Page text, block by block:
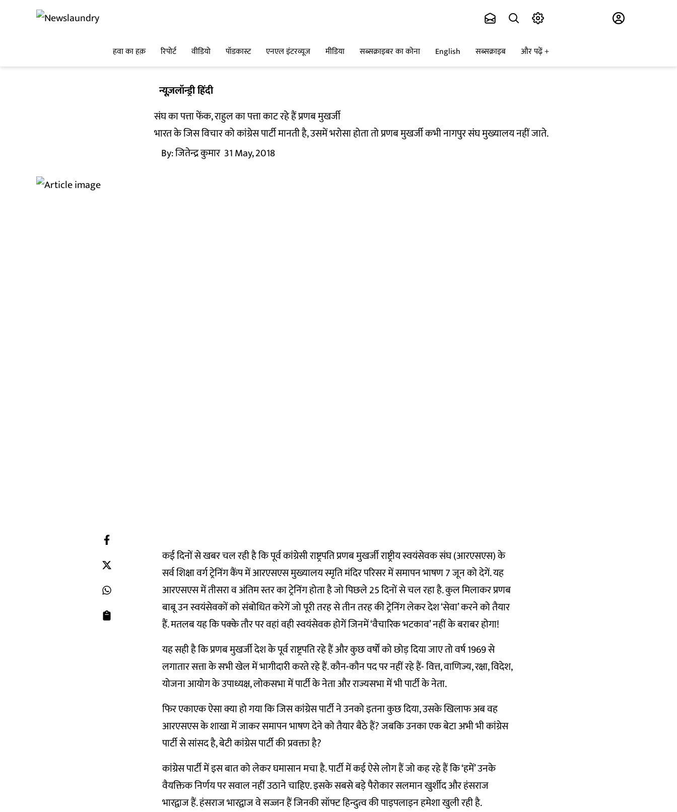
हवा का हक़ रिपोर्ट वीडियो पॉडकास्ट एनएल इंटरव्यूज मीडिया सब्सक्राइबर का कोना English सब्सक्राइब और पढ़ें
न्यूज़लॉन्ड्री हिंदी
संघ का पत्ता फेंक, राहुल का पत्ता काट रहे हैं प्रणब मुखर्जी
भारत के जिस विचार को कांग्रेस पार्टी मानती है, उसमें भरोसा होता तो प्रणब मुखर्जी कभी नागपुर संघ मुख्यालय नहीं जाते.
By:जितेन्द्र कुमार 31 May, 2018
कई दिनों से खबर चल रही है कि पूर्व कांग्रेसी राष्ट्रपति प्रणब मुखर्जी राष्ट्रीय स्वयंसेवक संघ (आरएसएस) के
सर्व शिक्षा वर्ग ट्रेनिंग कैंप में आरएसएस मुख्यालय स्मृति मंदिर परिसर में समापन भाषण 7 जून को देगें. यह
आरएसएस में तीसरा व अंतिम स्तर का ट्रेनिंग होता है जो पिछले 25 दिनों से चल रहा है. कुल मिलाकर प्रणब
बाबू उन स्वयंसेवकों को संबोधित करेगें जो पूरी तरह से तीन तरह की ट्रेनिंग लेकर देश ‘सेवा’ करने को तैयार
हैं. मतलब यह कि पक्के तौर पर वहां वही स्वयंसेवक होगें जिनमें ‘वैचारिक भटकाव’ नहीं के बराबर होगा!
यह सही है कि प्रणब मुखर्जी देश के पूर्व राष्ट्रपति रहे हैं और कुछ वर्षों को छोड़ दिया जाए तो वर्ष 1969 से
लगातार सत्ता के सभी खेल में भागीदारी करते रहे हैं. कौन-कौन पद पर नहीं रहे हैं- वित्त, वाणिज्य, रक्षा, विदेश,
योजना आयोग के उपाध्यक्ष, लोकसभा में पार्टी के नेता और राज्यसभा में भी पार्टी के नेता.
फिर एकाएक ऐसा क्या हो गया कि जिस कांग्रेस पार्टी ने उनको इतना कुछ दिया, उसके खिलाफ अब वह
आरएसएस के शाखा में जाकर समापन भाषण देने को तैयार बैठे हैं? जबकि उनका एक बेटा अभी भी कांग्रेस
पार्टी से सांसद है, बेटी कांग्रेस पार्टी की प्रवक्ता है?
कांग्रेस पार्टी में इस बात को लेकर घमासान मचा है. पार्टी में कई ऐसे लोग हैं जो कह रहे हैं कि ‘हमें’ उनके
वैयक्तिक निर्णय पर सवाल नहीं उठाने चाहिए. इसके सबसे बड़े पैरोकार सलमान खुर्शीद और हंसराज
भारद्वाज हैं. हंसराज भारद्वाज वे सज्जन हैं जिनकी सॉफ्ट हिन्दुत्व की पाइपलाइन हमेशा खुली रही है.